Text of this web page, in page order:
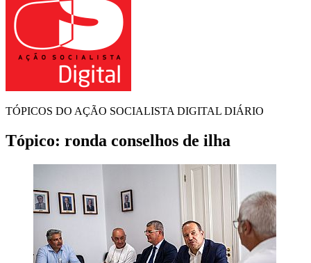
TÓPICOS DO AÇÃO SOCIALISTA DIGITAL DIÁRIO
Tópico: ronda conselhos de ilha